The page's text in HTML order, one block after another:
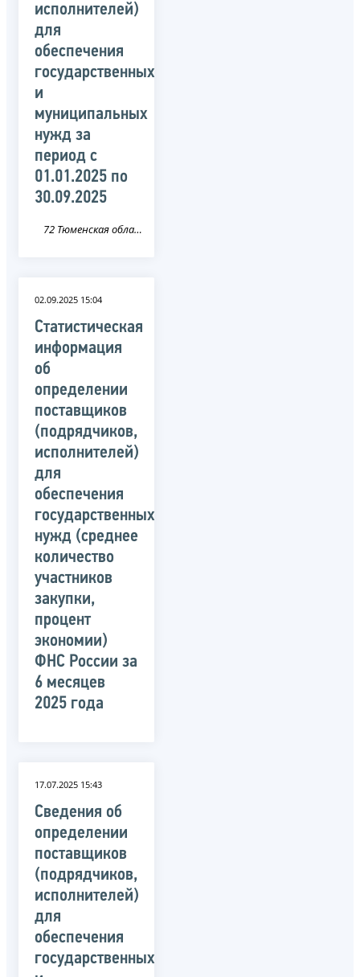
исполнителей)
для
обеспечения
государственных
и
муниципальных
нужд за
период с
01.01.2025 по
30.09.2025
72 Тюменская область
02.09.2025 15:04
Статистическая
информация
об
определении
поставщиков
(подрядчиков,
исполнителей)
для
обеспечения
государственных
нужд (среднее
количество
участников
закупки,
процент
экономии)
ФНС России за
6 месяцев
2025 года
17.07.2025 15:43
Сведения об
определении
поставщиков
(подрядчиков,
исполнителей)
для
обеспечения
государственных